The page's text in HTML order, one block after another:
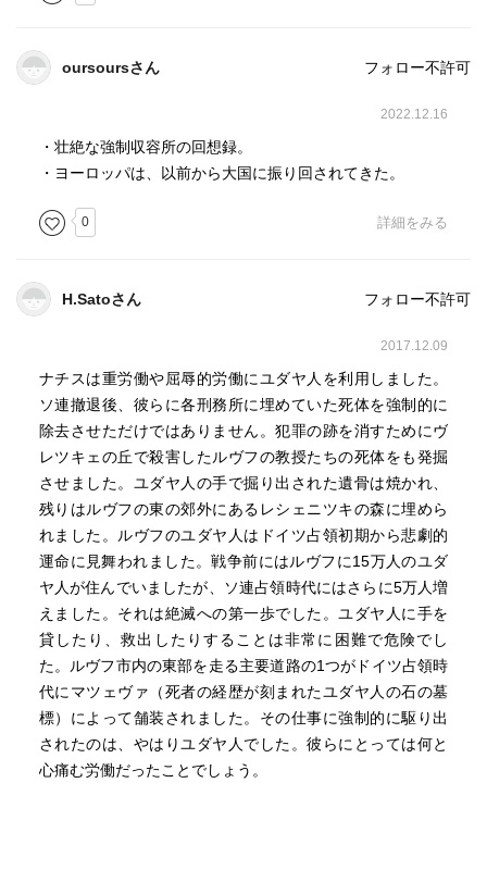
oursoursさん フォロー不許可
2022.12.16
・壮絶な強制収容所の回想録。
・ヨーロッパは、以前から大国に振り回されてきた。
0 詳細をみる
H.Satoさん フォロー不許可
2017.12.09
ナチスは重労働や屈辱的労働にユダヤ人を利用しました。
ソ連撤退後、彼らに各刑務所に埋めていた死体を強制的に
除去させただけではありません。犯罪の跡を消すためにヴ
レツキェの丘で殺害したルヴフの教授たちの死体をも発掘
させました。ユダヤ人の手で掘り出された遺骨は焼かれ、
残りはルヴフの東の郊外にあるレシェニツキの森に埋めら
れました。ルヴフのユダヤ人はドイツ占領初期から悲劇的
運命に見舞われました。戦争前にはルヴフに15万人のユダ
ヤ人が住んでいましたが、ソ連占領時代にはさらに5万人増
えました。それは絶滅への第一歩でした。ユダヤ人に手を
貸したり、救出したりすることは非常に困難で危険でし
た。ルヴフ市内の東部を走る主要道路の1つがドイツ占領時
代にマツェヴァ（死者の経歴が刻まれたユダヤ人の石の墓
標）によって舗装されました。その仕事に強制的に駆り出
されたのは、やはりユダヤ人でした。彼らにとっては何と
心痛む労働だったことでしょう。